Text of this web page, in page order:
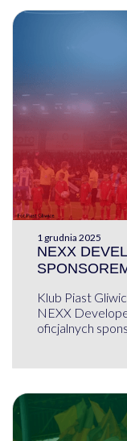
1 grudnia 2025
NEXX
Klub Piast
NEXX
oficjalnych